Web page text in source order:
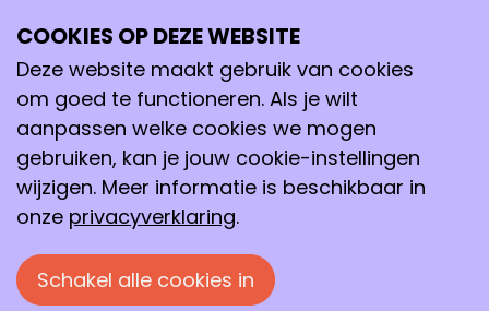
virtuele microscoop
Willem Jespers bestudeert de ‘dans’ van G-
eiwitten met een virtuele microscoop.
Frans Koeman
28 april 2026 om 09:00
COOKIES OP DEZE WEBSITE
Deze website maakt gebruik van cookies
om goed te functioneren. Als je wilt
aanpassen welke cookies we mogen
gebruiken, kan je jouw cookie-instellingen
wijzigen. Meer informatie is beschikbaar in
onze privacyverklaring.
Schakel alle cookies in